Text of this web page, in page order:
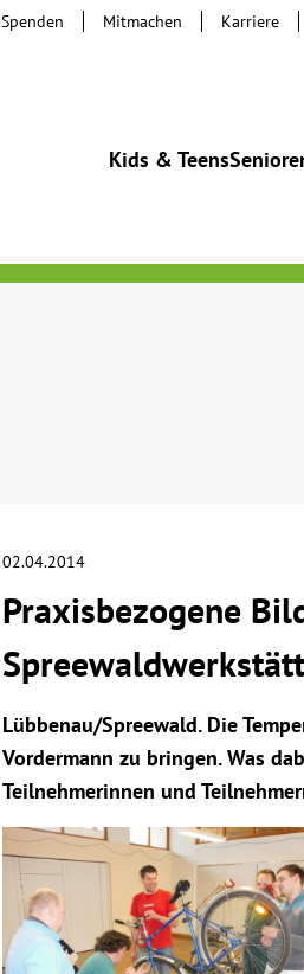
Kids & Teens
Spenden Mitmachen Karriere
02.04.2014
Praxisbezogene
Lübbenau/Spreewald. Die
Vordermann zu bringen. Was
Teilnehmerinnen und